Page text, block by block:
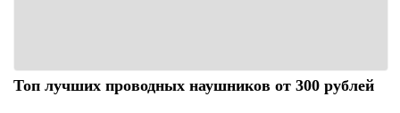
Топ лучших проводных наушников от 300 рублей